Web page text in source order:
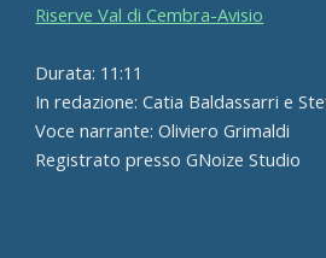
Riserve Val di Cembra-Avisio
Durata: 11:11
In redazione: Catia Baldassarri e
Voce narrante: Oliviero Grimaldi
Registrato presso GNoize Studio